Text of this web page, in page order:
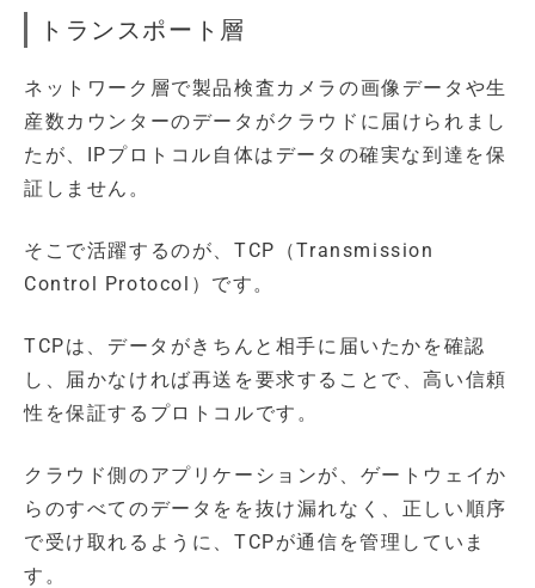
トランスポート層
ネットワーク層で製品検査カメラの画像データや生
産数カウンターのデータがクラウドに届けられまし
たが、IPプロトコル自体はデータの確実な到達を保
証しません。
そこで活躍するのが、TCP（Transmission
Control Protocol）です。
TCPは、データがきちんと相手に届いたかを確認
し、届かなければ再送を要求することで、高い信頼
性を保証するプロトコルです。
クラウド側のアプリケーションが、ゲートウェイか
らのすべてのデータをを抜け漏れなく、正しい順序
で受け取れるように、TCPが通信を管理していま
す。